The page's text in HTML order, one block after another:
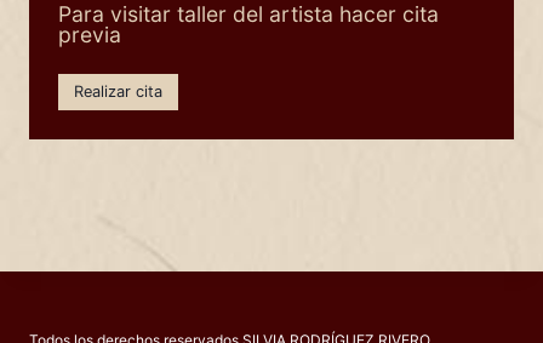
Para visitar taller del artista hacer cita
previa
Realizar cita